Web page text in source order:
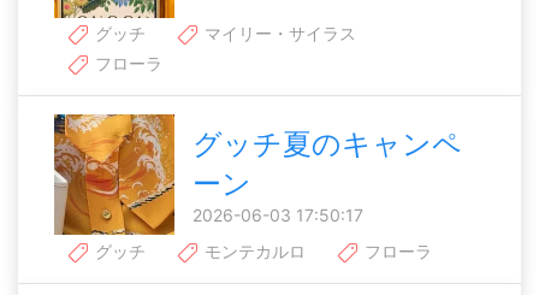
グッチ
マイリー・サイラス
フローラ
グッチ夏のキャンペ
ーン
2026-06-03 17:50:17
グッチ
モンテカルロ フローラ